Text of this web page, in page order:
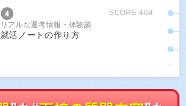
SCORE:404
リアルな選考情報・体験談
就活ノートの作り方